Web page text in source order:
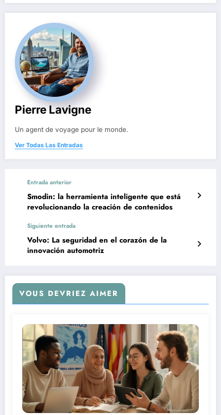
Pierre Lavigne
Un agent de voyage pour le monde.
Ver Todas Las Entradas
Entrada anterior
Smodin: la herramienta inteligente que está
revolucionando la creación de contenidos
Siguiente entrada
Volvo: La seguridad en el corazón de la
innovación automotriz
VOUS DEVRIEZ AIMER